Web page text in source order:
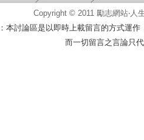
Copyright © 2011 勵志網站‧
本討論區是以即時上載留言的方式運
而一切留言之言論只